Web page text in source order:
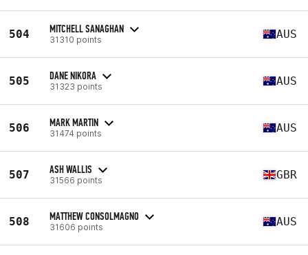
504 MITCHELL SANAGHAN
31310 points AUS
505 DANE NIKORA
31323 points AUS
506 MARK MARTIN
31474 points AUS
507 ASH WALLIS
31566 points GBR
508 MATTHEW CONSOLMAGNO
31606 points AUS